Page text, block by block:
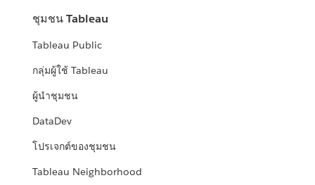
ชุมชน Tableau
Tableau Public
กลุ่มผู้ใช้ Tableau
ผู้นำชุมชน
DataDev
โปรเจกต์ของชุมชน
Tableau Neighborhood